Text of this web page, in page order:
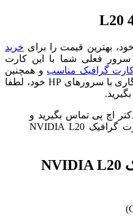
بهترین قیمت را برای خرید
سرور فعلی شما با این کارت
گرافیک مناسب و همچنین
مشاوره تخصصی در خصوص سازگاری با سرورهای HP خود، لطفا
اچ پی تماس بگیرید و
آینده دیتاسنتر خود را با کارت گرافیک NVIDIA L20
کارت گرافیک NVIDIA L20